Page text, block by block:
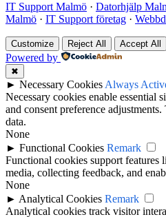
IT Support Malmö · Datorhjälp
Malmö · IT Support företag ·
Customize Reject All Accept All
Powered by
✖
► Necessary Cookies Always
Necessary cookies enable essential
and consent preference
data.
None
► Functional Cookies Remark
Functional cookies support features
media, collecting feedback, and
None
► Analytical Cookies Remark
Analytical cookies track visitor